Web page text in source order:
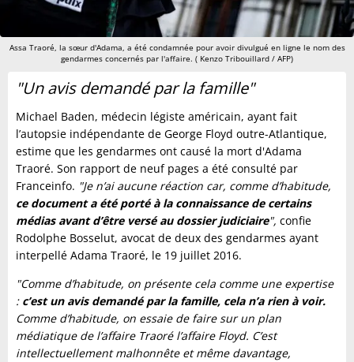
Assa Traoré, la sœur d'Adama, a été condamnée pour avoir divulgué en ligne le nom des
gendarmes concernés par l'affaire. ( Kenzo Tribouillard / AFP)
"Un avis demandé par la famille"
Michael Baden, médecin légiste américain, ayant fait
l’autopsie indépendante de George Floyd outre-Atlantique,
estime que les gendarmes ont causé la mort d'Adama
Traoré. Son rapport de neuf pages a été consulté par
Franceinfo. "Je n’ai aucune réaction car, comme d’habitude,
ce document a été porté à la connaissance de certains
médias avant d’être versé au dossier judiciaire", confie
Rodolphe Bosselut, avocat de deux des gendarmes ayant
interpellé Adama Traoré, le 19 juillet 2016.
"Comme d’habitude, on présente cela comme une expertise
: c’est un avis demandé par la famille, cela n’a rien à voir.
Comme d’habitude, on essaie de faire sur un plan
médiatique de l’affaire Traoré l’affaire Floyd. C’est
intellectuellement malhonnête et même davantage,